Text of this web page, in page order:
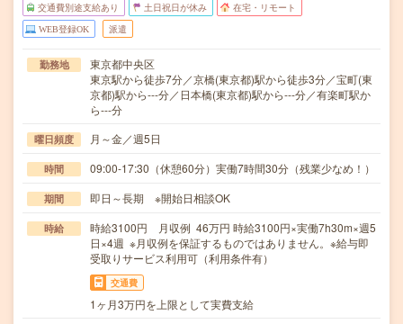
交通費別途支給あり 土日祝日が休み 在宅・リモート
WEB登録OK 派遣
勤務地
東京都中央区
東京駅から徒歩7分／京橋(東京都)駅から徒歩3分／宝町(東
京都)駅から---分／日本橋(東京都)駅から---分／有楽町駅か
ら---分
曜日頻度 月～金／週5日
時間 09:00-17:30（休憩60分）実働7時間30分（残業少なめ！）
期間 即日～長期 ※開始日相談OK
時給
時給3100円 月収例 46万円 時給3100円×実働7h30m×週5
日×4週 ※月収例を保証するものではありません。※給与即
受取りサービス利用可（利用条件有）
交通費
1ヶ月3万円を上限として実費支給